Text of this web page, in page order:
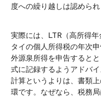
度への繰り越しは認められ
実際には、LTR（高所得年
タイの個人所得税の年次
外源泉所得を申告すると
式に記録するようアドバ
計算というよりは、書類
環です。なぜなら、税務